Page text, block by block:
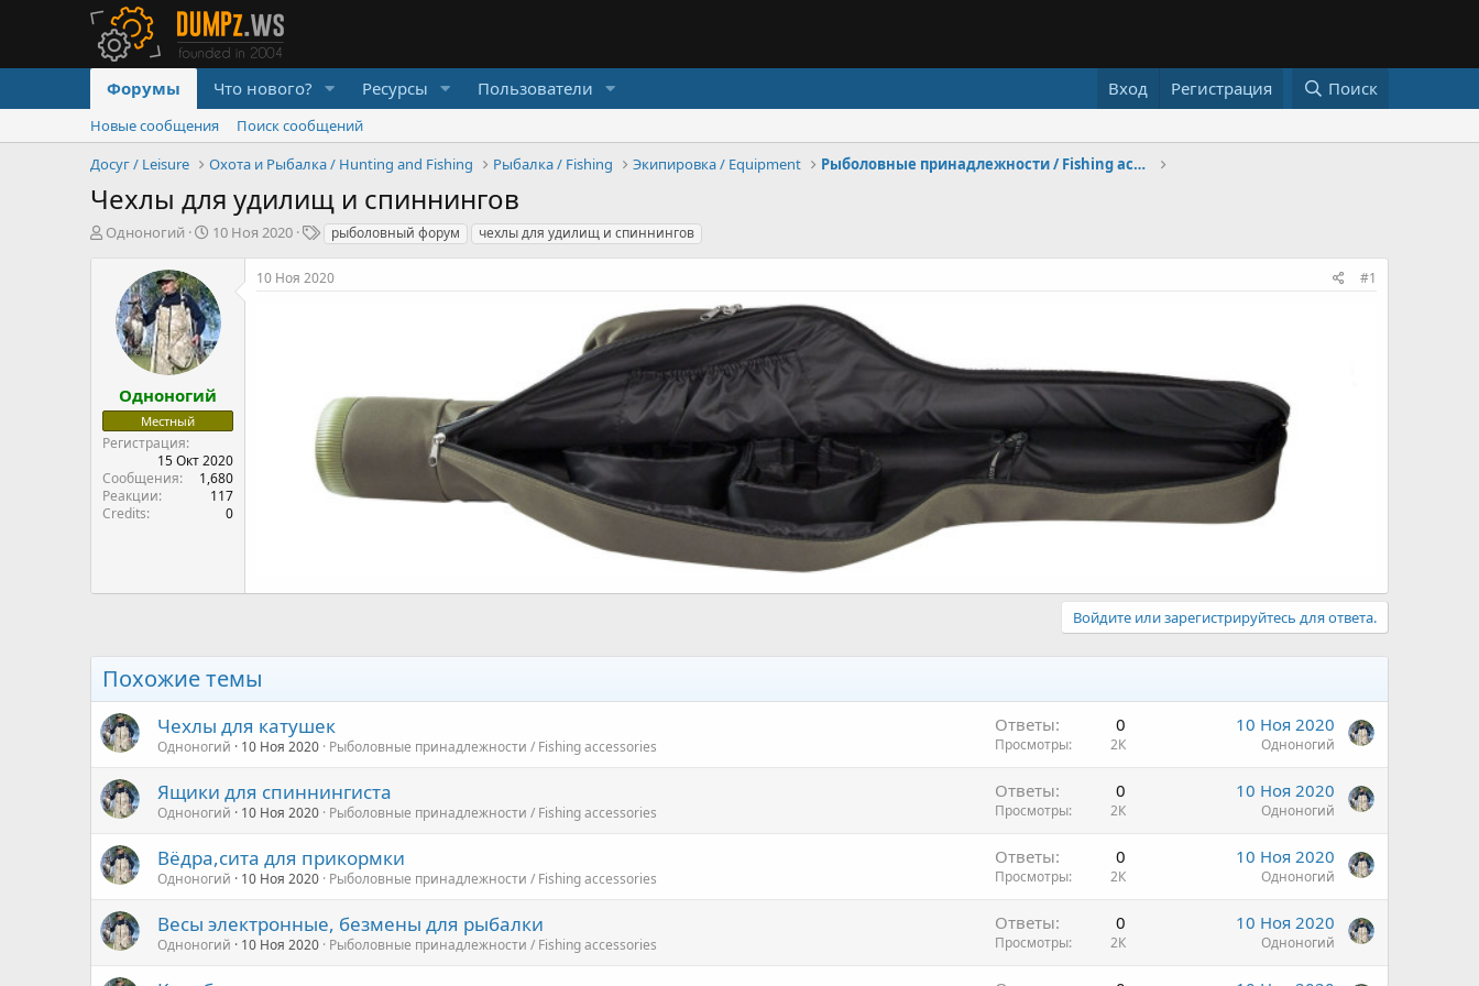
Форумы Что нового? Ресурсы Пользователи Вход Регистрация Поиск
Новые сообщения
Поиск сообщений
Досуг / Leisure
Охота и Рыбалка / Hunting and Fishing Рыбалка / Fishing Экипировка / Equipment Рыболовные принадлежности / Fishing accessories
Чехлы для удилищ и спиннингов
А
Одноногий
Д
а
н
а
ч
л
а
10 Ноя 2020
Т
г
рыболовный форум чехлы для удилищ и спиннингов
Одноногий
Местный
Регистрация
15 Окт 2020
Сообщения
1,680
Реакции
117
Credits
0
10 Ноя 2020 #1
Войдите или зарегистрируйтесь для ответа.
Похожие темы
Чехлы для катушек
Одноногий 10 Ноя 2020 Рыболовные принадлежности / Fishing accessories
Ответы 0
Просмотры 2К
10 Ноя 2020
Одноногий
Ящики для спиннингиста
Одноногий 10 Ноя 2020 Рыболовные принадлежности / Fishing accessories
Ответы 0
Просмотры 2К
10 Ноя 2020
Одноногий
Вёдра,сита для прикормки
Одноногий 10 Ноя 2020 Рыболовные принадлежности / Fishing accessories
Ответы 0
Просмотры 2К
10 Ноя 2020
Одноногий
Весы электронные, безмены для рыбалки
Одноногий 10 Ноя 2020 Рыболовные принадлежности / Fishing accessories
Ответы 0
Просмотры 2К
10 Ноя 2020
Одноногий